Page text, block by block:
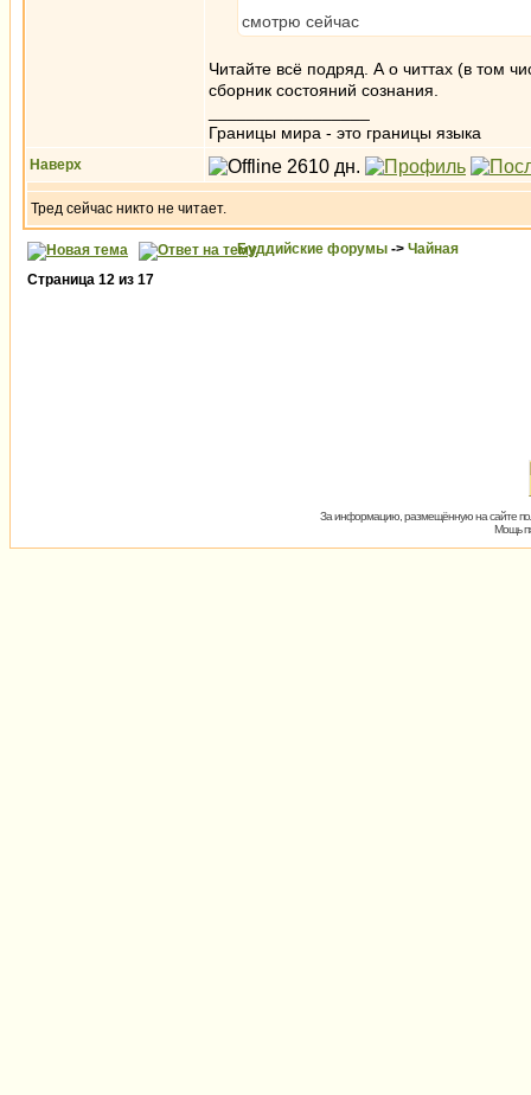
смотрю сейчас
Читайте всё подряд. А о читтах (в том
сборник состояний сознания.
Границы мира - это границы языка
Наверх
Тред сейчас никто не читает.
Буддийские форумы -> Чайная
Страница 12 из 17
За информацию, размещённую на сайте
Мощь